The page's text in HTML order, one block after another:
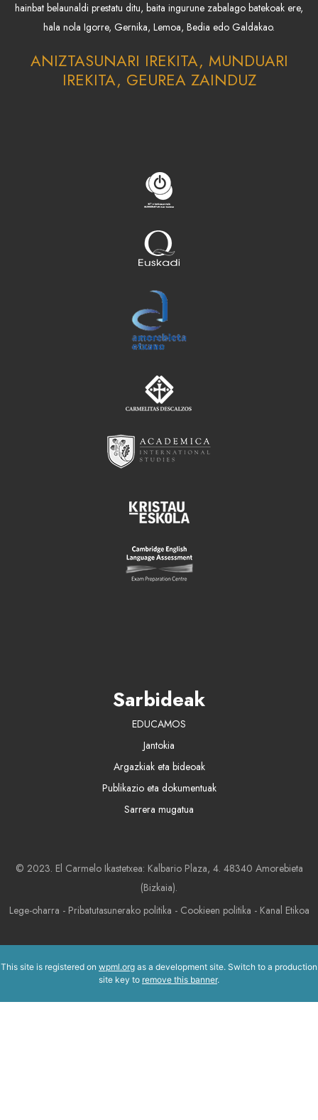
hainbat belaunaldi prestatu ditu, baita ingurune zabalago batekoak ere,
hala nola Igorre, Gernika, Lemoa, Bedia edo Galdakao.
ANIZTASUNARI IREKITA, MUNDUARI
IREKITA, GEUREA ZAINDUZ
Sarbideak
EDUCAMOS
Jantokia
Argazkiak eta bideoak
Publikazio eta dokumentuak
Sarrera mugatua
© 2023. El Carmelo Ikastetxea: Kalbario Plaza, 4. 48340 Amorebieta
(Bizkaia).
Lege-oharra - Pribatutasunerako politika - Cookieen politika - Kanal Etikoa
This site is registered on wpml.org as a development site. Switch to a production
site key to remove this banner.